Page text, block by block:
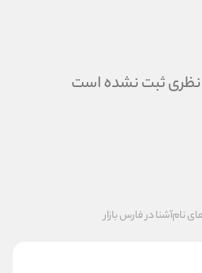
نظری ثبت نشده است
نام‌آشنا در فارس بازار